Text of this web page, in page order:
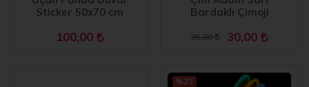
Sticker 50x70 cm
100,00
Bardaklı Çimoji
35,00 30,00
%23